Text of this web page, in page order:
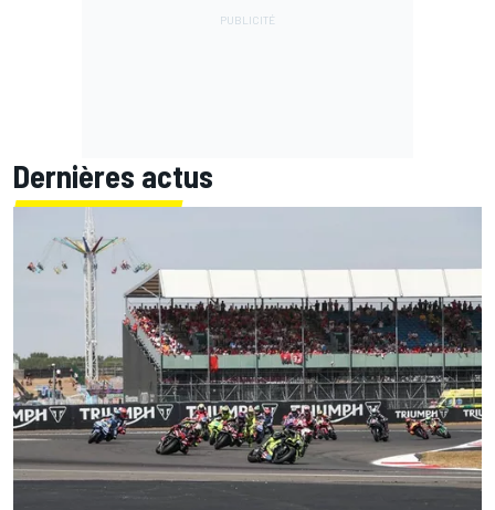
Dernières actus